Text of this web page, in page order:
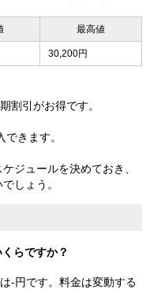
最高値
30,200円
割引がお得です。
きます。
ジュールを決めておき、
しょう。
らですか？
-円です。料金は変動する